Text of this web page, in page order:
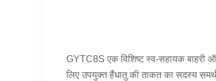
GYTC8S एक विशिष्ट स्व-सहायक बाहरी
लिए उपयुक्त हैंधातु की ताकत का सदस्य